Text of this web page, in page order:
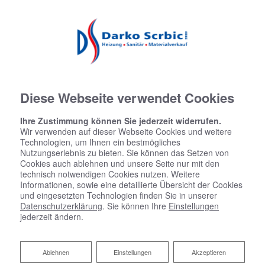
Facebook
Instagram
Diese Webseite verwendet Cookies
Ihre Zustimmung können Sie jederzeit widerrufen.
Wir verwenden auf dieser Webseite Cookies und weitere
Technologien, um Ihnen ein bestmögliches
Nutzungserlebnis zu bieten. Sie können das Setzen von
Cookies auch ablehnen und unsere Seite nur mit den
technisch notwendigen Cookies nutzen. Weitere
Informationen, sowie eine detaillierte Übersicht der Cookies
und eingesetzten Technologien finden Sie in unserer
Datenschutzerklärung. Sie können Ihre Einstellungen
jederzeit ändern.
Akzeptieren
Einstellungen
Ablehnen
Ablehnen